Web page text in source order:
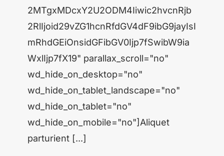
2MTgxMDcxY2U2ODM4Iiwic2hvcnRjb
2RlIjoid29vZG1hcnRfdGV4dF9ibG9jayIsI
mRhdGEiOnsidGFibGV0Ijp7fSwibW9ia
WxlIjp7fX19" parallax_scroll="no"
wd_hide_on_desktop="no"
wd_hide_on_tablet_landscape="no"
wd_hide_on_tablet="no"
wd_hide_on_mobile="no"]Aliquet
parturient [...]